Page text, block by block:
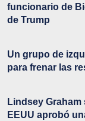
funcionario de
de Trump
Un grupo de
para frenar las
Lindsey
EEUU aprobó